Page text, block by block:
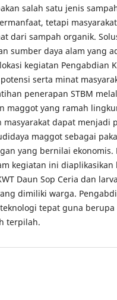
salah satu jenis
tetapi
dari sampah organik.
sumber daya alam yang
kegiatan Pengabdian
serta minat
penerapan STBM
maggot yang ramah
masyarakat dapat menjadi
maggot sebagai
yang bernilai ekonomis.
kegiatan ini
Daun Sop Ceria dan
dimiliki warga.
tepat guna
terpilah.